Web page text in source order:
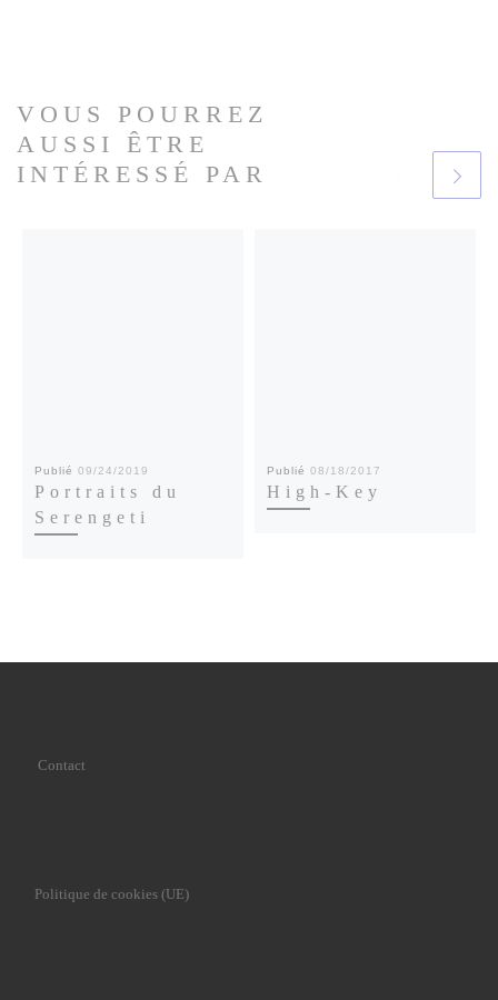
VOUS POURREZ
AUSSI ÊTRE
INTÉRESSÉ PAR
Publié09/24/2019
Portraits du
Serengeti
Publié08/18/2017
High-Key
Contact
Politique de cookies (UE)